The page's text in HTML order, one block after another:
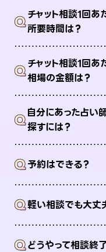
Qチャット相談1回あ
所要時間は？
Qチャット相談1回あ
相場の金額は？
Q自分にあった占い
探すには？
Q予約はできる？
Q軽い相談でも大丈
Qどうやって相談終